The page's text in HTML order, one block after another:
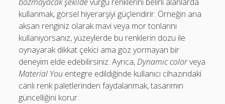
kullanmak, görsel hiyerarşiyi güçlendirir. Örneğin ana
aksan renginiz olarak mavi veya mor tonlarını
kullanıyorsanız, yüzeylerde bu renklerin dozu ile
oynayarak dikkat çekici ama göz yormayan bir
deneyim elde edebilirsiniz. Ayrıca,Dynamic colorveya
Material You entegre edildiğinde kullanıcı cihazındaki
canlı renk paletlerinden faydalanmak, tasarımın
güncelliğini korur.